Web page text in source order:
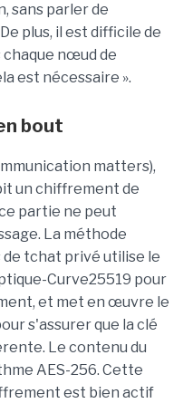
sans parler de
plus, il est difficile de
nœud de
est nécessaire ».
bout
matters),
un chiffrement de
partie ne peut
La méthode
tchat privé utilise le
Curve25519 pour
et met en œuvre le
s'assurer que la clé
Le contenu du
AES-256. Cette
est bien actif